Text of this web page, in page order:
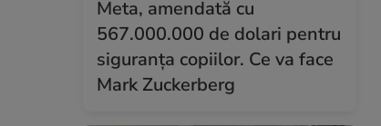
Meta, amendată cu
567.000.000 de dolari pentru
siguranța copiilor. Ce va face
Mark Zuckerberg